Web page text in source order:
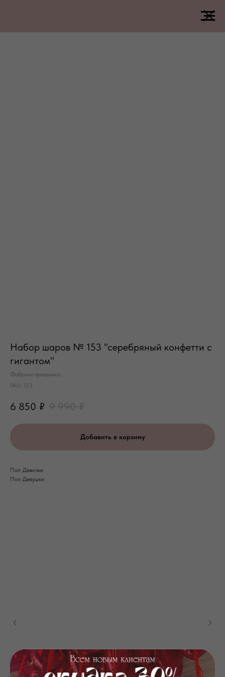
Набор шаров № 153 "серебряный конфетти с
гигантом"
Фабрика праздника
SKU: 153
6 850 ₽ 9 990 ₽
Добавить в корзину
Пол: Девочке
Пол: Девушке